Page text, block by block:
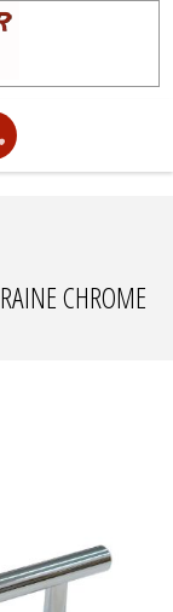
CHROME